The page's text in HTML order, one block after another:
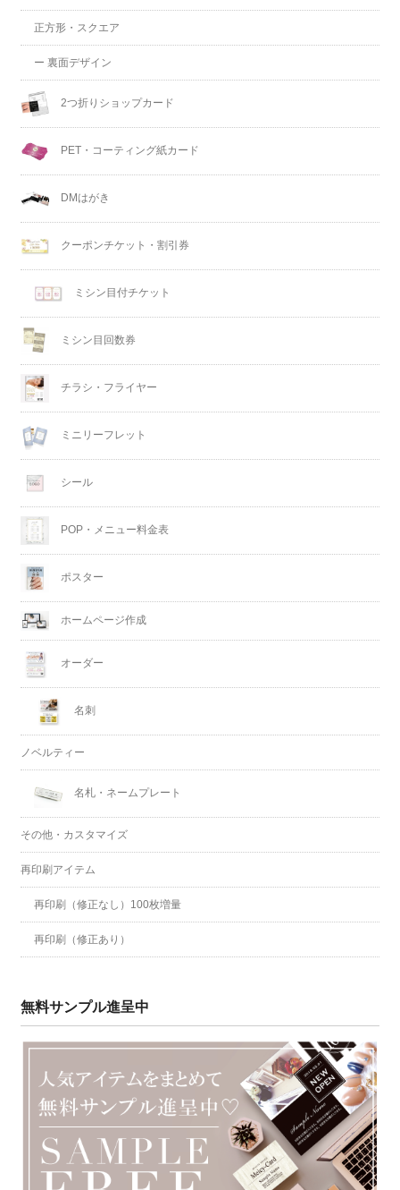
正方形・スクエア
ー 裏面デザイン
2つ折りショップカード
PET・コーティング紙カード
DMはがき
クーポンチケット・割引券
ミシン目付チケット
ミシン目回数券
チラシ・フライヤー
ミニリーフレット
シール
POP・メニュー料金表
ポスター
ホームページ作成
オーダー
名刺
ノベルティー
名札・ネームプレート
その他・カスタマイズ
再印刷アイテム
再印刷（修正なし）100枚増量
再印刷（修正あり）
無料サンプル進呈中